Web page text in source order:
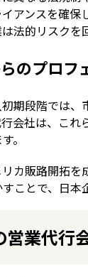
アンスを確保
法的リスクを
のプロフ
期段階では
会社は、こ
。
カ販路開拓
ことで、日本
営業代行